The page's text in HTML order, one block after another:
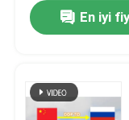
En iyi